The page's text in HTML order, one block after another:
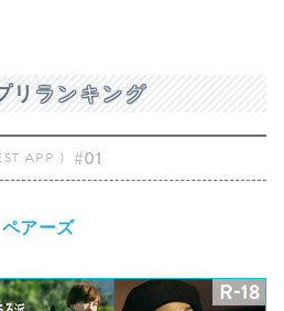
リ ランキング
#01
ペアーズ